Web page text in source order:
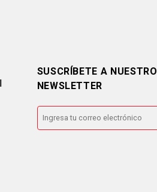
SUSCRÍBETE A NUESTRO
NEWSLETTER